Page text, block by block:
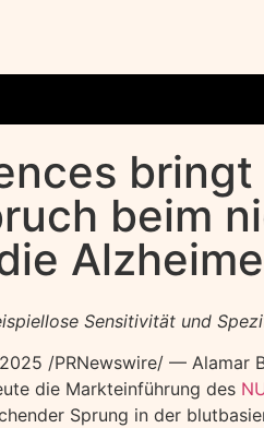
beim
Sensitivität und
/PRNewswire/ — Alamar
die Markteinführung des
Sprung in der